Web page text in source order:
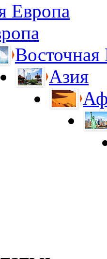
Европа
Восточная
Азия